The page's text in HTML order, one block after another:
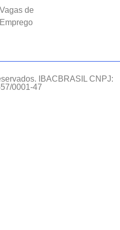
Vagas de
Emprego
IBACBRASIL CNPJ:
0001-47